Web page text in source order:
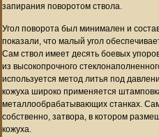
запирания поворотом ствола.
Угол поворота был минимален и
показали, что малый угол
Сам ствол имеет десять боевых
из высокопрочного
используется метод литья под
кожуха широко применяется
металлообрабатывающих станках.
собственно, затвора, в котором
кожуха.